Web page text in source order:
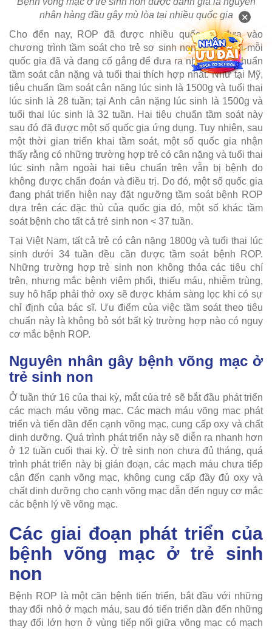
nhân hàng đầu gây mù lòa tại nhiều quốc gia
Cho đến nay, ROP đã được nhiều quốc gia đưa vào
chương trình tầm soát cho trẻ sơ sinh non tháng. Tại mỗi
quốc gia đã và đang cố gắng để đưa ra những tiêu chuẩn
tầm soát cân nặng và tuổi thai thích hợp nhất. Như tại Mỹ,
tiêu chuẩn tầm soát cân nặng lúc sinh là 1500g và tuổi thai
lúc sinh là 28 tuần; tại Anh cân nặng lúc sinh là 1500g và
tuổi thai lúc sinh là 32 tuần. Hai tiêu chuẩn tầm soát này
sau đó đã được một số quốc gia ứng dụng. Tuy nhiên, sau
một thời gian triển khai tầm soát, một số quốc gia nhận
thấy rằng có những trường hợp trẻ có cân nặng và tuổi thai
lúc sinh nằm ngoài hai tiêu chuẩn trên vẫn bị bệnh do
không được chẩn đoán và điều trị. Do đó, một số quốc gia
đang phát triển hiện nay đặt ngưỡng tầm soát bệnh ROP
dựa trên các đặc thù của quốc gia đó, một số khác tầm
soát bệnh cho tất cả trẻ sinh non < 37 tuần.
Tại Việt Nam, tất cả trẻ có cân nặng 1800g và tuổi thai lúc
sinh dưới 34 tuần đều cần được tầm soát bệnh ROP.
Những trường hợp trẻ sinh non không thỏa các tiêu chí
trên, nhưng mắc bệnh viêm phổi, thiếu máu, nhiễm trùng,
suy hô hấp phải thở oxy sẽ được khám sàng lọc khi có sự
chỉ định của bác sĩ. Ưu điểm của việc tầm soát theo tiêu
chuẩn này là không bỏ sót bất kỳ trường hợp nào có nguy
cơ mắc bệnh ROP.
Nguyên nhân gây bệnh võng mạc ở
trẻ sinh non
Ở tuần thứ 16 của thai kỳ, mắt của trẻ sẽ bắt đầu phát triển
các mạch máu võng mạc. Các mạch máu võng mạc phát
triển và tiến dần đến cạnh võng mạc, cung cấp oxy và chất
dinh dưỡng. Quá trình phát triển này sẽ diễn ra nhanh hơn
ở 12 tuần cuối thai kỳ. Ở trẻ sinh non chưa đủ tháng, quá
trình phát triển này bị gián đoạn, các mạch máu chưa tiếp
cận đến cạnh võng mạc, không cung cấp đầy đủ oxy và
chất dinh dưỡng cho cạnh võng mạc dẫn đến nguy cơ mắc
các bệnh lý về võng mạc.
Các giai đoạn phát triển của
bệnh võng mạc ở trẻ sinh
non
Bệnh ROP là một căn bệnh tiến triển, bắt đầu với những
thay đổi nhỏ ở mạch máu, sau đó tiến triển dần đến những
thay đổi lớn hơn ở vùng tiếp nối giữa võng mạc có mạch
×